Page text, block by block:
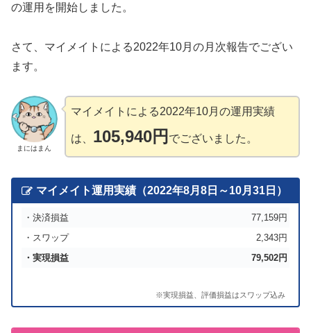
の運用を開始しました。
さて、マイメイトによる2022年10月の月次報告でござい
ます。
まにはまん
マイメイトによる2022年10月の運用実績
は、 105,940円 でございました。
マイメイト運用実績（2022年8月8日～10月31日）
・決済損益
77,159円
・スワップ
2,343円
・実現損益
79,502円
※実現損益、評価損益はスワップ込み